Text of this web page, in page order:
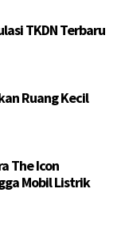
TKDN Terbaru
Ruang Kecil
The Icon
Mobil Listrik